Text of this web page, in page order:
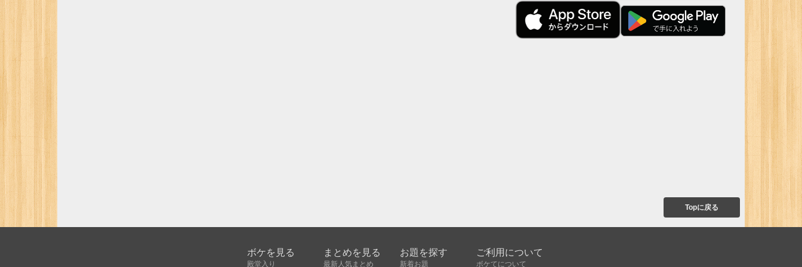
Topに戻る
ボケを見る
殿堂入り
まとめを見る
最新人気まとめ
お題を探す
新着お題
ご利用について
ボケてについて